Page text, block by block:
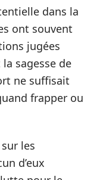
dans la
ont souvent
jugées
sagesse de
ne suffisait
frapper ou
les
d’eux